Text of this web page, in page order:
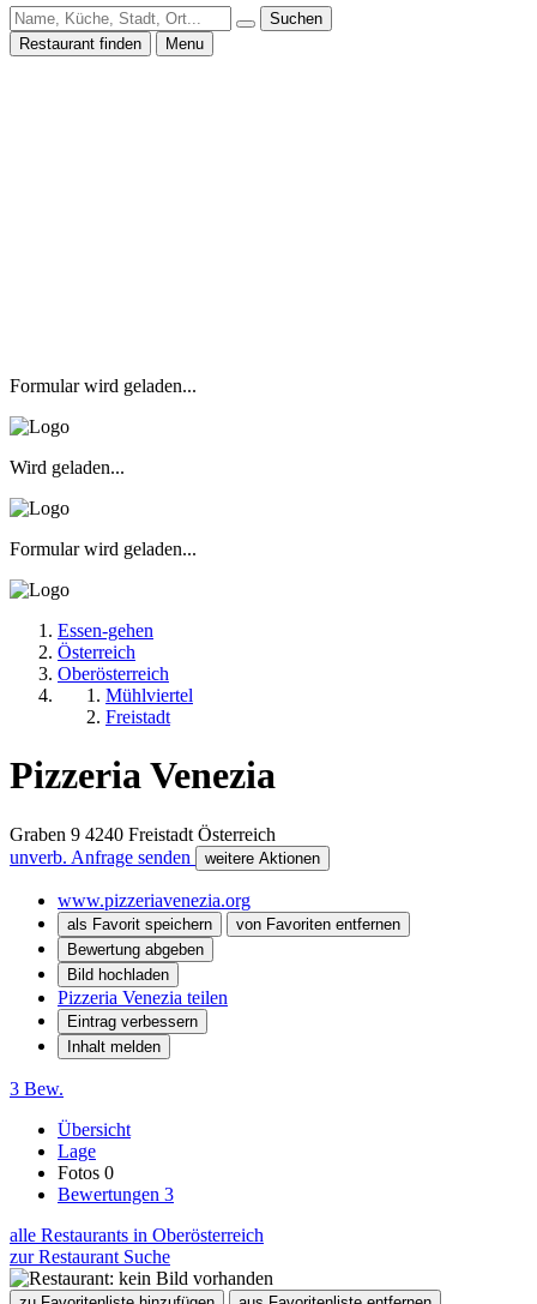
Suchen
Restaurant finden
Menu
Formular wird geladen...
Wird geladen...
Formular wird geladen...
Essen-gehen
Österreich
Oberösterreich
Mühlviertel
Freistadt
Pizzeria Venezia
Graben 9 4240 Freistadt Österreich
unverb. Anfrage senden
weitere Aktionen
www.pizzeriavenezia.org
als Favorit speichern
von Favoriten entfernen
Bewertung abgeben
Bild hochladen
Pizzeria Venezia teilen
Eintrag verbessern
Inhalt melden
3 Bew.
Übersicht
Lage
Fotos 0
Bewertungen 3
alle Restaurants in Oberösterreich
zur Restaurant Suche